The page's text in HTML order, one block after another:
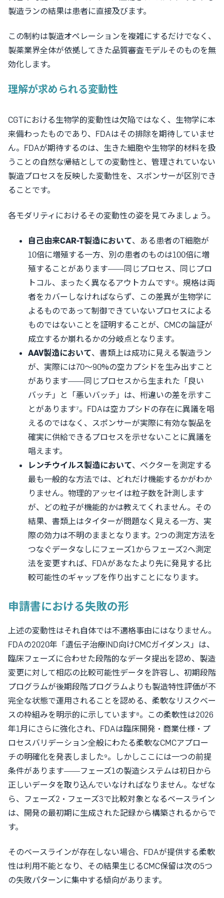
製造ランの結果は患者に直接及びます。
この制約は製造オペレーションを複雑にするだけでなく、
製薬業界全体が依拠してきた品質審査モデルそのものを無
効化します。
理解が求められる変動性
CGTにおける生物学的変動性は欠陥ではなく、生物学に本
来備わったものであり、FDAはその排除を期待していませ
ん。FDAが期待するのは、 生きた細胞や生物学的材料を扱
うことの自然な帰結としての変動性と、管理されていない
製造プロセスを反映した変動性を、スポンサーが区別でき
ることです。
各モダリティにおけるその変動性の姿を見てみましょう。
自己由来CAR-T製造において、ある患者のT細胞が
10倍に増殖する一方、別の患者のものは100倍に増
殖することがあります——同じプロセス、同じプロ
トコル、まったく異なるアウトカムです⁶。規格は両
者をカバーしなければならず、この差異が生物学に
よるものであって制御できていないプロセスによる
ものではないことを証明することが、CMCの論証が
成立するか崩れるかの分岐点となります。
AAV製造において、書類上は成功に見える製造ラン
が、実際には70〜90%の空カプシドを生み出すこと
があります——同じプロセスから生まれた「良い
バッチ」と「悪いバッチ」は、桁違いの差を示すこ
とがあります⁷。FDAは空カプシドの存在に異議を唱
えるのではなく、スポンサーが実際に有効な製品を
確実に供給できるプロセスを示せないことに異議を
唱えます。
レンチウイルス製造において、ベクターを測定する
最も一般的な方法では、どれだけ機能するかがわか
りません。物理的アッセイは粒子数を計測します
が、どの粒子が機能的かは教えてくれません。その
結果、書類上はタイターが問題なく見える一方、実
際の効力は不明のままとなります。2つの測定方法を
つなぐデータなしにフェーズ1からフェーズ2へ測定
法を変更すれば、FDAがあなたより先に発見する比
較可能性のギャップを作り出すことになります。
申請書における失敗の形
上述の変動性はそれ自体では不適格事由にはなりません。
FDAの2020年「遺伝子治療IND向けCMCガイダンス」は、
臨床フェーズに合わせた段階的なデータ提出を認め、製造
変更に対して相応の比較可能性データを許容し、初期段階
プログラムが後期段階プログラムよりも製造特性評価が不
完全な状態で運用されることを認める、柔軟なリスクベー
スの枠組みを明示的に示しています⁸。この柔軟性は2026
年1月にさらに強化され、FDAは臨床開発・商業仕様・プ
ロセスバリデーション全般にわたる柔軟なCMCアプロー
チの明確化を発表しました⁹。しかしここには一つの前提
条件があります——フェーズ1の製造システムは初日から
正しいデータを取り込んでいなければなりません。なぜな
ら、フェーズ2・フェーズ3で比較対象となるベースライン
は、開発の最初期に生成された記録から構築されるからで
す。
そのベースラインが存在しない場合、FDAが提供する柔軟
性は利用不能となり、その結果生じるCMC保留は次の5つ
の失敗パターンに集中する傾向があります。